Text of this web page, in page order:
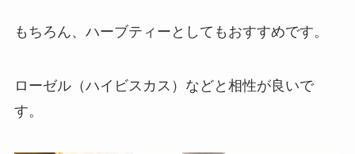
もちろん、ハーブティーとしてもおすすめです。
ローゼル（ハイビスカス）などと相性が良いで
す。